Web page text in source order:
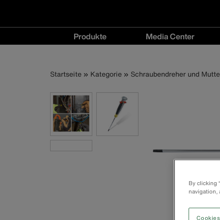
Hauptnavigation
Produkte Media Center
menu
Startseite Kategorie Schraubendreher und
By clicking
navigation,